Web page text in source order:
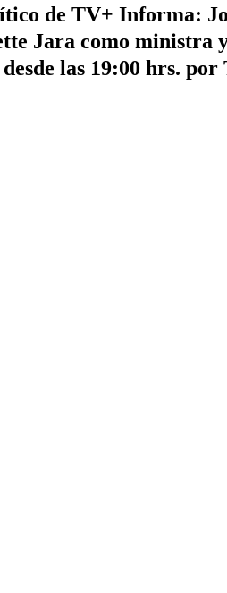
de TV+ Informa:
Jara como ministra
las 19:00 hrs.